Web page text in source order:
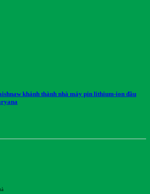
khánh thành nhà máy pin lithium-ion đầu